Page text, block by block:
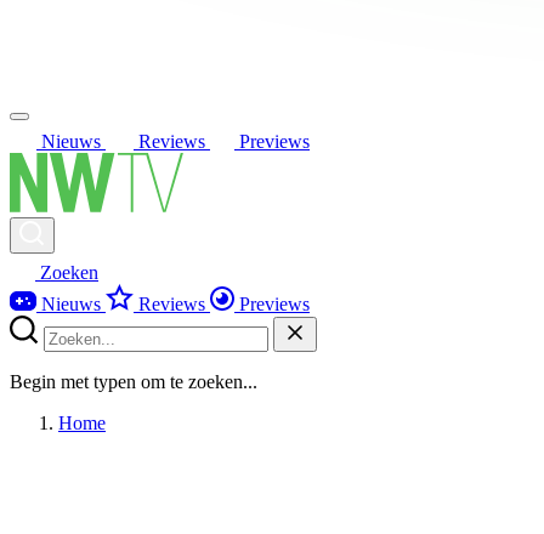
Nieuws Reviews Previews
Zoeken
Nieuws
Reviews Previews
Begin met typen om te zoeken...
Home